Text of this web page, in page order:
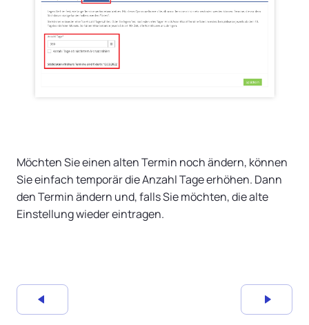
Möchten Sie einen alten Termin noch ändern, können
Sie einfach temporär die Anzahl Tage erhöhen. Dann
den Termin ändern und, falls Sie möchten, die alte
Einstellung wieder eintragen.